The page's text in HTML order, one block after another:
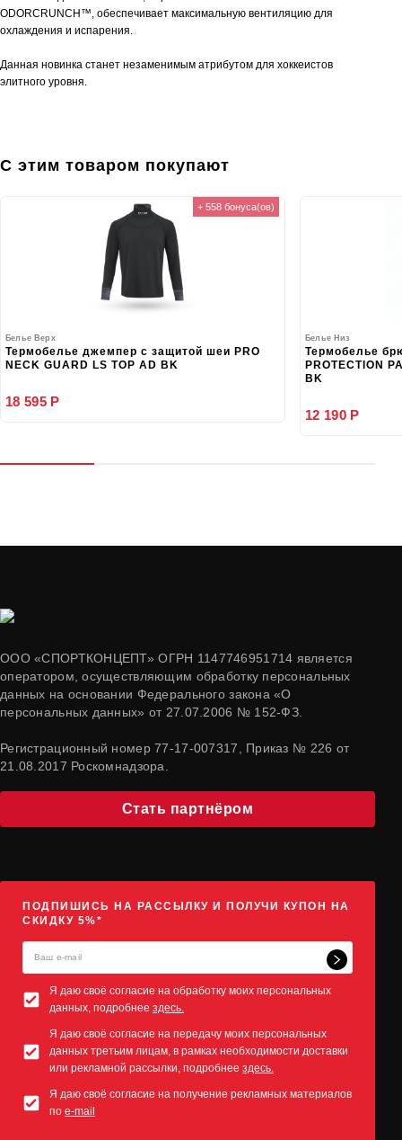
ODORCRUNCH™, обеспечивает максимальную вентиляцию для
охлаждения и испарения.
Данная новинка станет незаменимым атрибутом для хоккеистов
элитного уровня.
С этим товаром покупают
+ 558 бонуса(ов)
Белье Верх
Термобелье джемпер с защитой шеи PRO
NECK GUARD LS TOP AD BK
18 595 Р
Белье Низ
Термобелье
PROTECTION
BK
12 190 Р
ООО «СПОРТКОНЦЕПТ» ОГРН 1147746951714 является
оператором, осуществляющим обработку персональных
данных на основании Федерального закона «О
персональных данных» от 27.07.2006 № 152-ФЗ.
Регистрационный номер 77-17-007317, Приказ № 226 от
21.08.2017 Роскомнадзора.
Стать партнёром
ПОДПИШИСЬ НА РАССЫЛКУ И ПОЛУЧИ КУПОН НА
СКИДКУ 5%*
Я даю своё согласие на обработку моих персональных
данных, подробнее здесь.
Я даю своё согласие на передачу моих персональных
данных третьим лицам, в рамках необходимости доставки
или рекламной рассылки, подробнее здесь.
Я даю своё согласие на получение рекламных материалов
по e-mail